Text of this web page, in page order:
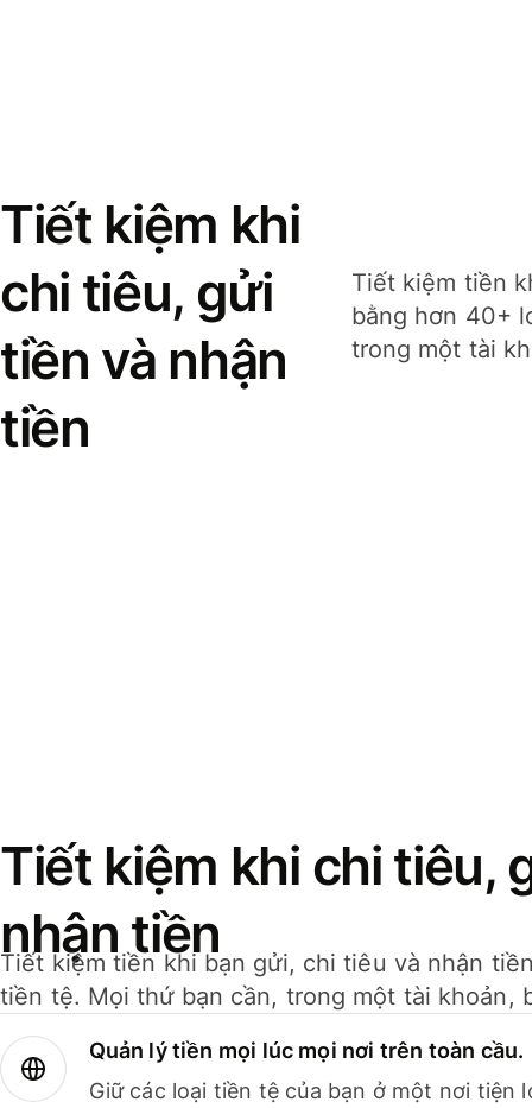
Tiết kiệm khi
chi tiêu, gửi
tiền và nhận
tiền
Tiết kiệm tiền
bằng hơn 40+
trong một tài
Tiết kiệm khi chi tiêu,
nhận tiền
Tiết kiệm tiền khi bạn gửi, chi tiêu và nhận
tiền tệ. Mọi thứ bạn cần, trong một tài khoản,
Quản lý tiền mọi lúc mọi nơi trên toàn cầu.
Giữ các loại tiền tệ của bạn ở một nơi tiện